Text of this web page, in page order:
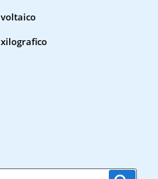
voltaico
xilografico